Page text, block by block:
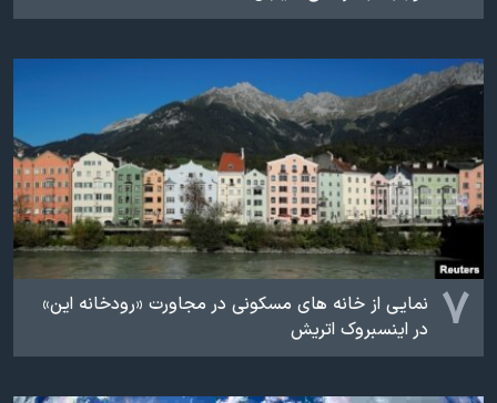
۷ نمایی از خانه های مسکونی در مجاورت «رودخانه این»
در اینسبروک اتریش